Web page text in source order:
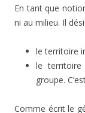
En tant que
ni au milieu. Il
le territoire
le
groupe.
Comme écrit le